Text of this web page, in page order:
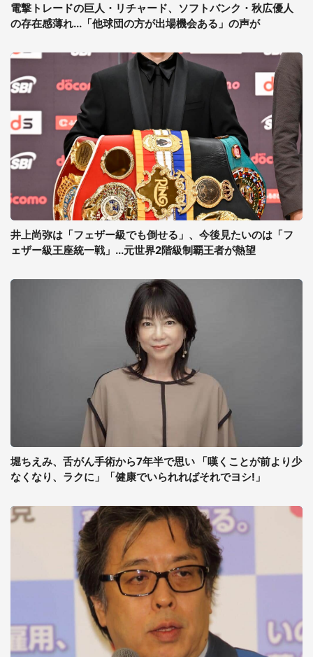
電撃トレードの巨人・リチャード、ソフトバンク・秋広優人
の存在感薄れ...「他球団の方が出場機会ある」の声が
井上尚弥は「フェザー級でも倒せる」、今後見たいのは「フ
ェザー級王座統一戦」...元世界2階級制覇王者が熱望
堀ちえみ、舌がん手術から7年半で思い 「嘆くことが前より少
なくなり、ラクに」「健康でいられればそれでヨシ!」